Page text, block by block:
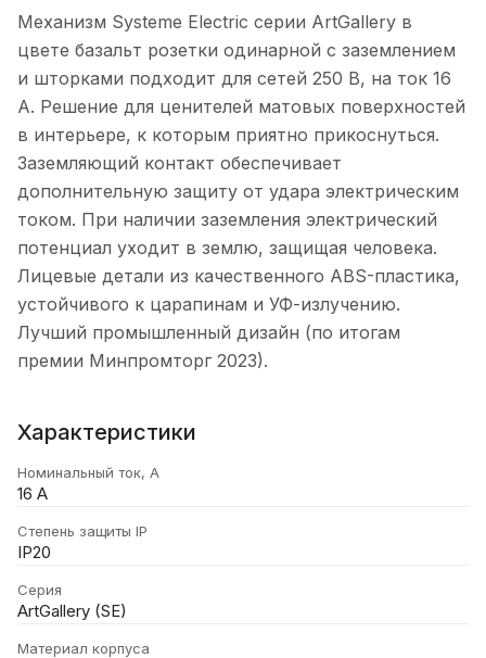
Механизм Systeme Electric серии ArtGallery в
цвете базальт розетки одинарной с заземлением
и шторками подходит для сетей 250 В, на ток 16
А. Решение для ценителей матовых поверхностей
в интерьере, к которым приятно прикоснуться.
Заземляющий контакт обеспечивает
дополнительную защиту от удара электрическим
током. При наличии заземления электрический
потенциал уходит в землю, защищая человека.
Лицевые детали из качественного ABS-пластика,
устойчивого к царапинам и УФ-излучению.
Лучший промышленный дизайн (по итогам
премии Минпромторг 2023).
Характеристики
Номинальный ток, А
16 А
Степень защиты IP
IP20
Серия
ArtGallery (SE)
Материал корпуса